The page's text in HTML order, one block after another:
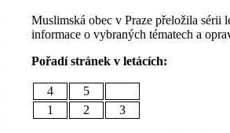
Muslimská obec v Praze přeložila sérii
informace o vybraných tématech a
Pořadí stránek v letácích:
4
5
1
2 3